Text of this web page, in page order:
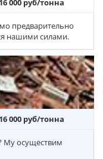
16 000 руб/тонна
предварительно
нашими силами.
16 000 руб/тонна
Му осуществим